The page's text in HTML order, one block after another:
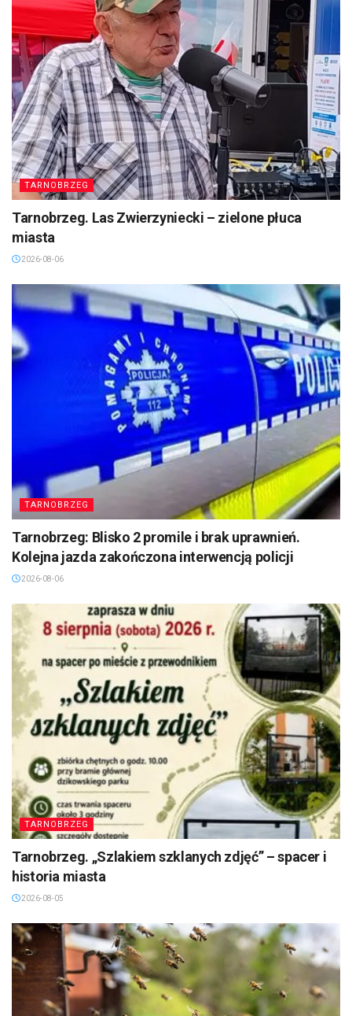
TARNOBRZEG
Tarnobrzeg. Las Zwierzyniecki – zielone płuca
miasta
2026-08-06
TARNOBRZEG
Tarnobrzeg: Blisko 2 promile i brak uprawnień.
Kolejna jazda zakończona interwencją policji
2026-08-06
TARNOBRZEG
Tarnobrzeg. „Szlakiem szklanych zdjęć” – spacer i
historia miasta
2026-08-05